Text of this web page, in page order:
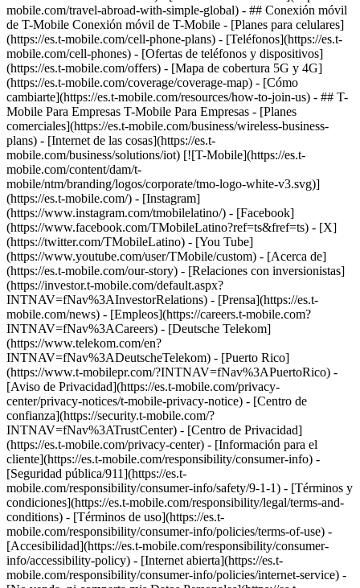
mobile.com/travel-abroad-with-simple-global) - ## Conexión móvil
de T-Mobile Conexión móvil de T-Mobile - [Planes para celulares]
(https://es.t-mobile.com/cell-phone-plans) - [Teléfonos](https://es.t-
mobile.com/cell-phones) - [Ofertas de teléfonos y dispositivos]
(https://es.t-mobile.com/offers) - [Mapa de cobertura 5G y 4G]
(https://es.t-mobile.com/coverage/coverage-map) - [Cómo
cambiarte](https://es.t-mobile.com/resources/how-to-join-us) - ## T-
Mobile Para Empresas T-Mobile Para Empresas - [Planes
comerciales](https://es.t-mobile.com/business/wireless-business-
plans) - [Internet de las cosas](https://es.t-
mobile.com/business/solutions/iot) [![T-Mobile](https://es.t-
mobile.com/content/dam/t-
mobile/ntm/branding/logos/corporate/tmo-logo-white-v3.svg)]
(https://es.t-mobile.com/) - [Instagram]
(https://www.instagram.com/tmobilelatino/) - [Facebook]
(https://www.facebook.com/TMobileLatino?ref=ts&fref=ts) - [X]
(https://twitter.com/TMobileLatino) - [You Tube]
(https://www.youtube.com/user/TMobile/custom) - [Acerca de]
(https://es.t-mobile.com/our-story) - [Relaciones con inversionistas]
(https://investor.t-mobile.com/default.aspx?
INTNAV=fNav%3AInvestorRelations) - [Prensa](https://es.t-
mobile.com/news) - [Empleos](https://careers.t-mobile.com?
INTNAV=fNav%3ACareers) - [Deutsche Telekom]
(https://www.telekom.com/en?
INTNAV=fNav%3ADeutscheTelekom) - [Puerto Rico]
(https://www.t-mobilepr.com/?INTNAV=fNav%3APuertoRico) -
[Aviso de Privacidad](https://es.t-mobile.com/privacy-
center/privacy-notices/t-mobile-privacy-notice) - [Centro de
confianza](https://security.t-mobile.com/?
INTNAV=fNav%3ATrustCenter) - [Centro de Privacidad]
(https://es.t-mobile.com/privacy-center) - [Información para el
cliente](https://es.t-mobile.com/responsibility/consumer-info) -
[Seguridad pública/911](https://es.t-
mobile.com/responsibility/consumer-info/safety/9-1-1) - [Términos y
condiciones](https://es.t-mobile.com/responsibility/legal/terms-and-
conditions) - [Términos de uso](https://es.t-
mobile.com/responsibility/consumer-info/policies/terms-of-use) -
[Accesibilidad](https://es.t-mobile.com/responsibility/consumer-
info/accessibility-policy) - [Internet abierta](https://es.t-
mobile.com/responsibility/consumer-info/policies/internet-service) -